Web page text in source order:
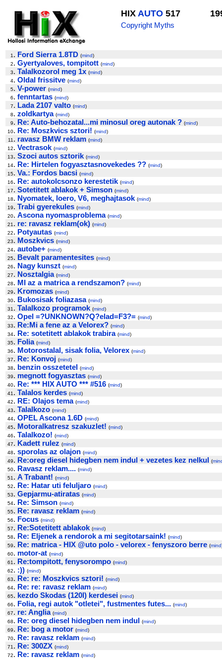
HIX AUTO 517
Copyright Myths
1 . Ford Sierra 1.8TD (mind)
2. Gyertyaloves, tompitott (mind)
3. Talalkozorol meg 1x (mind)
4. Oldal frissitve (mind)
5. V-power (mind)
6. fenntartas (mind)
7. Lada 2107 valto (mind)
8. zoldkartya (mind)
9. Re: Auto-behozatal...mi minosul oreg autonak ? (mind)
10. Re: Moszkvics sztori! (mind)
11 . ravasz BMW reklam (mind)
12. Vectrasok (mind)
13. Szoci autos sztorik (mind)
14. Re: Hirtelen fogyasztasnovekedes ?? (mind)
15. Va.: Fordos bacsi (mind)
16. Re: autokolcsonzo kerestetik (mind)
17. Sotetitett ablakok + Simson (mind)
18. Nyomatek, loero, V6, meghajtasok (mind)
19. Trabi gyerekules (mind)
20. Ascona nyomasproblema (mind)
21 . re: ravasz reklam(ok) (mind)
22. Potyautas (mind)
23. Moszkvics (mind)
24. autobe+ (mind)
25. Bevalt paramentesites (mind)
26. Nagy kunszt (mind)
27. Nosztalgia (mind)
28. MI az a matrica a rendszamon? (mind)
29. Kromozas (mind)
30. Bukosisak foliazasa (mind)
31 . Talalkozo programok (mind)
32. Opel =?UNKNOWN?Q?elad=F3?= (mind)
33. Re:Mi a fene az a Velorex? (mind)
34. Re: sotetitett ablakok trabira (mind)
35. Folia (mind)
36. Motorostalal, sisak folia, Velorex (mind)
37. Re: Konvoj (mind)
38. benzin osszetetel (mind)
39. megnott fogyasztas (mind)
40. Re: *** HIX AUTO *** #516 (mind)
41 . Talalos kerdes (mind)
42. RE: Olajos tema (mind)
43. Talalkozo (mind)
44. OPEL Ascona 1.6D (mind)
45. Motoralkatresz szakuzlet! (mind)
46. Talalkozo! (mind)
47. Kadett rulez (mind)
48. sporolas az olajon (mind)
49. Re:oreg diesel hidegben nem indul + vezetes kez nelkul (
50. Ravasz reklam.... (mind)
51 . A Trabant! (mind)
52. Re: Hatar uti feluljaro (mind)
53. Gepjarmu-atiratas (mind)
54. Re: Simson (mind)
55. Re: ravasz reklam (mind)
56. Focus (mind)
57. Re:Sotetitett ablakok (mind)
58. Re: Eljenek a rendorok a mi segitotarsaink! (mind)
59. Re: matrica - HIX @uto polo - velorex - fenyszoro berre (mind
60. motor-at (mind)
61 . Re:tompitott, fenysorompo (mind)
62. :)) (mind)
63. Re: re: Moszkvics sztori! (mind)
64. Re: re: ravasz reklam (mind)
65. kezdo Skodas (120l) kerdesei (mind)
66. Folia, regi autok "otletei", fustmentes futes... (mind)
67. re: Anglia (mind)
68. Re: oreg diesel hidegben nem indul (mind)
69. Re: bog a motor (mind)
70. Re: ravasz reklam (mind)
71 . Re: 300ZX (mind)
72. Re: ravasz reklam (mind)